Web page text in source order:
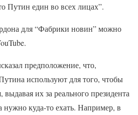
Путин един во всех лицах”.
для “Фабрики новин” можно
предположение, что,
используют для того, чтобы
их за реального президента
нужно куда-то ехать. Например, в